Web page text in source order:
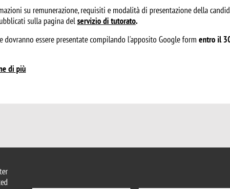
su remunerazione, requisiti e modalità di presentazione della
sulla pagina delservizio di tutorato.
dovranno essere presentate compilando l'apposito Google form entro il
di più